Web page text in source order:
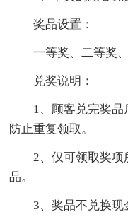
奖品设置：
一等奖、二等奖
兑奖说明：
1、顾客兑完奖品
防止重复领取。
2、仅可领取奖
品。
3、奖品不兑换现